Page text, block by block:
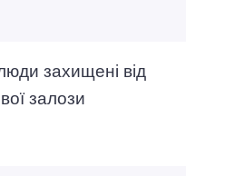
захищені від
залози